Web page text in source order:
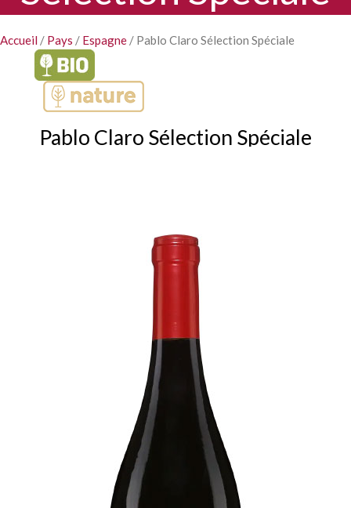
Accueil / Pays / Espagne / Pablo Claro Sélection Spéciale
Pablo Claro Sélection Spéciale